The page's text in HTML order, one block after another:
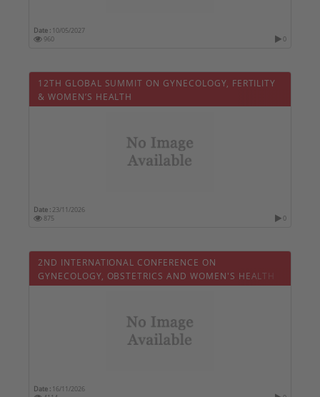
Date : 10/05/2027
960
0
12TH GLOBAL SUMMIT ON GYNECOLOGY, FERTILITY
& WOMEN’S HEALTH
Date : 23/11/2026
875
0
2ND INTERNATIONAL CONFERENCE ON
GYNECOLOGY, OBSTETRICS AND WOMEN'S HEALTH
Date : 16/11/2026